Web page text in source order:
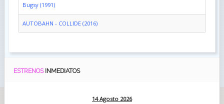
Bugsy (1991)
AUTOBAHN - COLLIDE (2016)
ESTRENOS INMEDIATOS
14 Agosto 2026